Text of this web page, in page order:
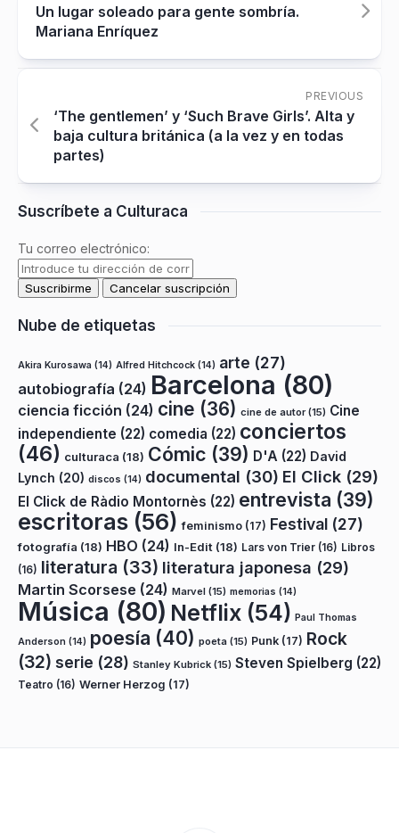
Un lugar soleado para gente sombría.
Mariana Enríquez
PREVIOUS
‘The gentlemen’ y ‘Such Brave Girls’. Alta y
baja cultura británica (a la vez y en todas
partes)
Suscríbete a Culturaca
Tu correo electrónico:
Nube de etiquetas
Akira Kurosawa (14) Alfred Hitchcock (14) arte (27)
autobiografía (24) Barcelona (80)
ciencia ficción (24) cine (36) cine de autor(15) Cine
independiente (22) comedia (22) conciertos
(46) culturaca (18) Cómic (39) D'A (22) David
Lynch (20) discos (14) documental (30) El Click (29)
El Click de Ràdio Montornès (22) entrevista (39)
escritoras (56) feminismo (17) Festival (27)
fotografía (18) HBO (24) In-Edit (18) Lars von Trier (16) Libros
(16) literatura (33) literatura japonesa (29)
Martin Scorsese (24) Marvel (15) memorias (14)
Música (80) Netflix (54) Paul Thomas
Anderson (14) poesía (40) poeta (15) Punk (17) Rock
(32) serie (28) Stanley Kubrick (15) Steven Spielberg (22)
Teatro (16) Werner Herzog (17)